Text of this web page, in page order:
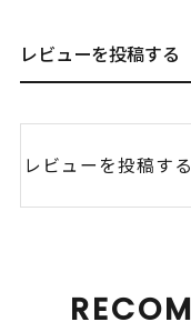
レビューを投稿する
レビューを投稿す